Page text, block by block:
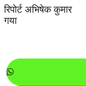
रिपोर्ट अभिषेक कुमार
गया